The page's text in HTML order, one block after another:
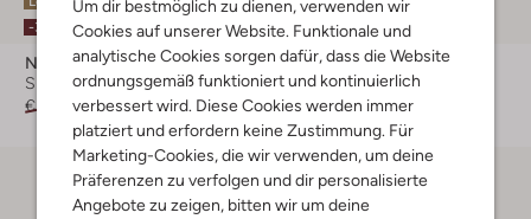
Um dir bestmöglich zu dienen, verwenden wir
Cookies auf unserer Website. Funktionale und
analytische Cookies sorgen dafür, dass die Website
ordnungsgemäß funktioniert und kontinuierlich
verbessert wird. Diese Cookies werden immer
platziert und erfordern keine Zustimmung. Für
Marketing-Cookies, die wir verwenden, um deine
Präferenzen zu verfolgen und dir personalisierte
Angebote zu zeigen, bitten wir um deine
-30%
Nike
Sneaker High
€ 89,95 € 62,99
-30%
Nike
Sneaker Low
€ 69,99 € 48,99